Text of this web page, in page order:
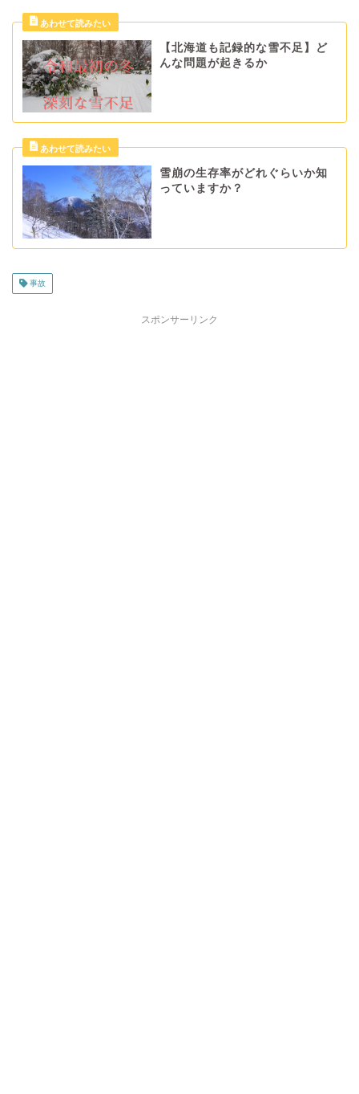
【北海道も記録的な雪不足】ど
んな問題が起きるか
雪崩の生存率がどれぐらいか知
っていますか？
事故
スポンサーリンク